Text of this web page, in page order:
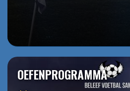
OEFENPROGRAMMA